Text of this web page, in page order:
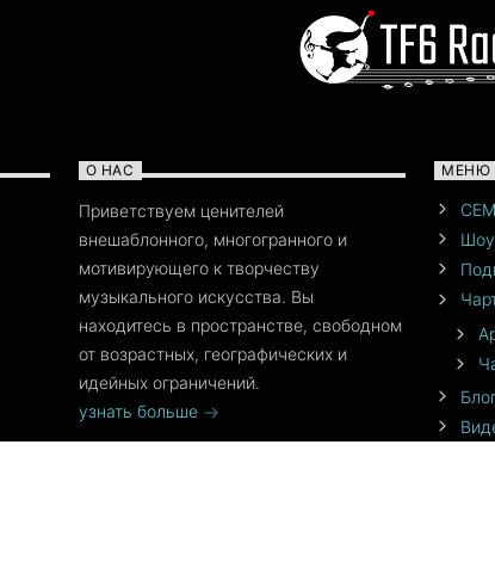
О НАС
Приветствуем ценителей
внешаблонного, многогранного и
мотивирующего к творчеству
музыкального искусства. Вы
находитесь в пространстве, свободном
от возрастных, географических и
идейных ограничений.
узнать больше
МЕНЮ
Шоу